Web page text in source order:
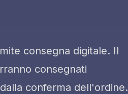
consegna digitale. Il
consegnati
conferma dell'ordine.